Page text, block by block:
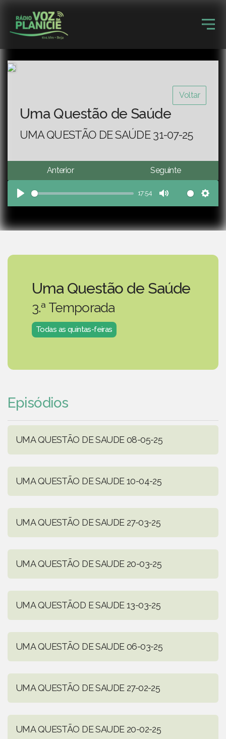
Voltar
Uma Questão de Saúde
UMA QUESTÃO DE SAÚDE 31-07-25
Anterior Seguinte
Play
17:54
Mute
Uma Questão de Saúde
3.ª Temporada
Todas as quintas-feiras
Episódios
UMA QUESTÃO DE SAUDE 08-05-25
UMA QUESTÃO DE SAUDE 10-04-25
UMA QUESTÃO DE SAUDE 27-03-25
UMA QUESTÃO DE SAUDE 20-03-25
UMA QUESTÃOD E SAUDE 13-03-25
UMA QUESTÃO DE SAUDE 06-03-25
UMA QUESTÃO DE SAUDE 27-02-25
UMA QUESTÃO DE SAUDE 20-02-25